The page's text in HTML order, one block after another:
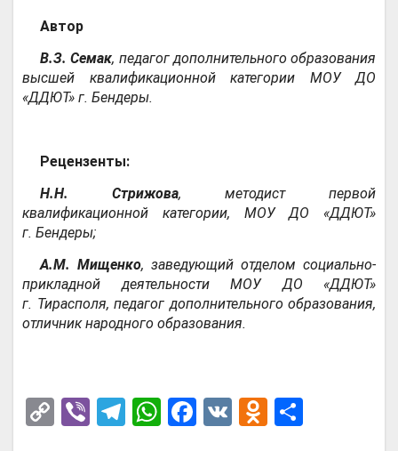
Автор
В.З. Семак, педагог дополнительного образования
высшей квалификационной категории МОУ ДО
«ДДЮТ» г. Бендеры.
Рецензенты:
Н.Н. Стрижова, методист первой
квалификационной категории, МОУ ДО «ДДЮТ»
г. Бендеры;
А.М. Мищенко, заведующий отделом социально-
прикладной деятельности МОУ ДО «ДДЮТ»
г. Тирасполя, педагог дополнительного образования,
отличник народного образования.
C
Vi
T
W
F
V
O